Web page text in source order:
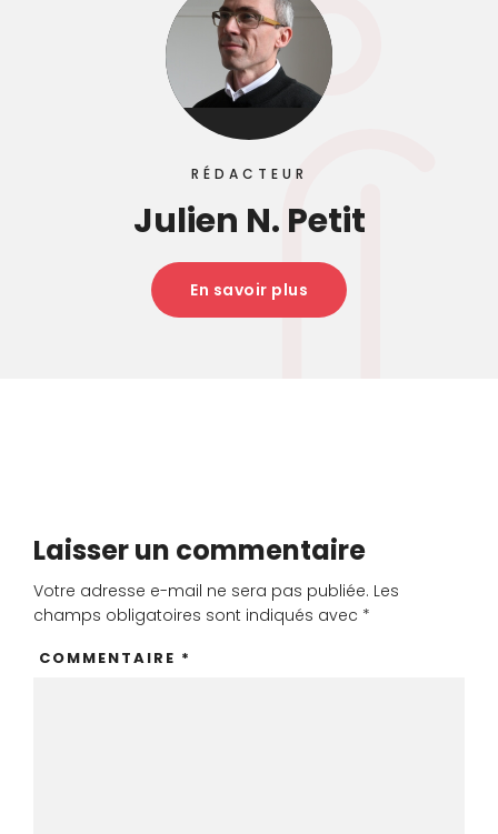
RÉDACTEUR
Julien N. Petit
En savoir plus
Laisser un commentaire
Votre adresse e-mail ne sera pas publiée. Les
champs obligatoires sont indiqués avec *
COMMENTAIRE *